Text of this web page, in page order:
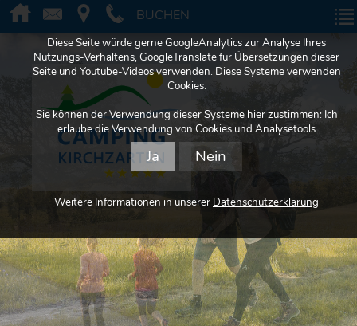
BUCHENBUCHEN
Diese Seite würde gerne GoogleAnalytics zur Analyse Ihres
Nutzungs-Verhaltens, GoogleTranslate für Übersetzungen dieser
Seite und Youtube-Videos verwenden. Diese Systeme verwenden
Cookies.
Sie können der Verwendung dieser Systeme hier zustimmen: Ich
erlaube die Verwendung von Cookies und Analysetools
Ja Nein
Weitere Informationen in unserer Datenschutzerklärung